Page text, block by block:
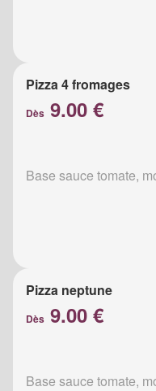
Pizza 4 fromages
Dès 9.00 €
Base sauce tomate,
Pizza neptune
Dès 9.00 €
Base sauce tomate,